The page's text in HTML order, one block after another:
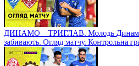
ДИНАМО – ТРИГЛАВ. Молодь Динамо
забивають. Огляд матчу. Контрольна